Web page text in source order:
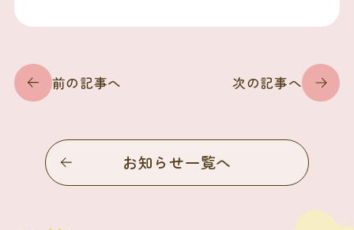
前の記事へ 次の記事へ
お知らせ一覧へ